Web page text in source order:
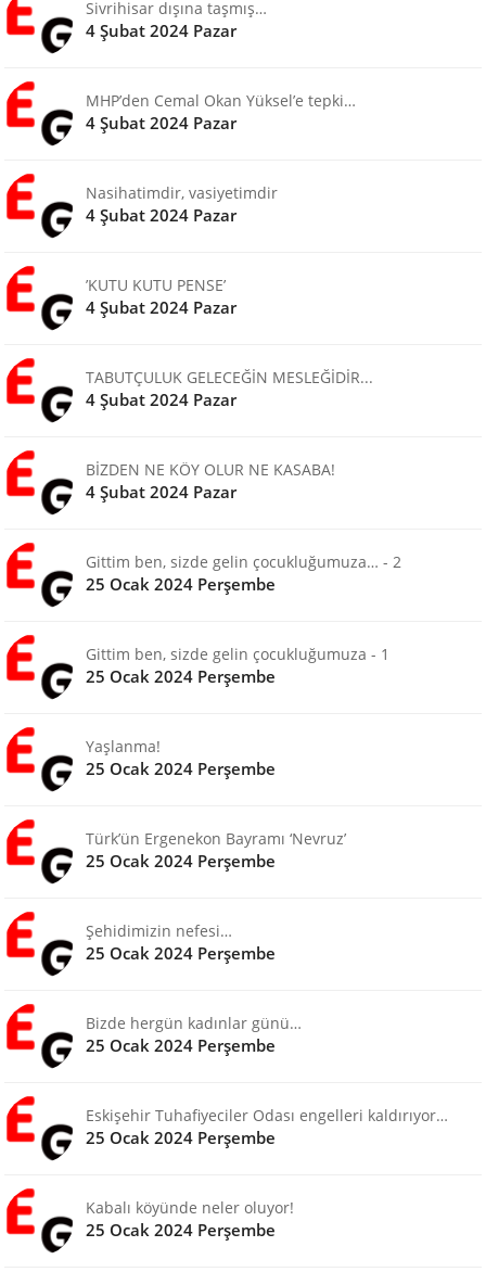
Sivrihisar dışına taşmış…
4 Şubat 2024 Pazar
MHP’den Cemal Okan Yüksel’e tepki…
4 Şubat 2024 Pazar
Nasihatimdir, vasiyetimdir
4 Şubat 2024 Pazar
’KUTU KUTU PENSE’
4 Şubat 2024 Pazar
TABUTÇULUK GELECEĞİN MESLEĞİDİR...
4 Şubat 2024 Pazar
BİZDEN NE KÖY OLUR NE KASABA!
4 Şubat 2024 Pazar
Gittim ben, sizde gelin çocukluğumuza… - 2
25 Ocak 2024 Perşembe
Gittim ben, sizde gelin çocukluğumuza - 1
25 Ocak 2024 Perşembe
Yaşlanma!
25 Ocak 2024 Perşembe
Türk’ün Ergenekon Bayramı ‘Nevruz’
25 Ocak 2024 Perşembe
Şehidimizin nefesi…
25 Ocak 2024 Perşembe
Bizde hergün kadınlar günü…
25 Ocak 2024 Perşembe
Eskişehir Tuhafiyeciler Odası engelleri kaldırıyor…
25 Ocak 2024 Perşembe
Kabalı köyünde neler oluyor!
25 Ocak 2024 Perşembe